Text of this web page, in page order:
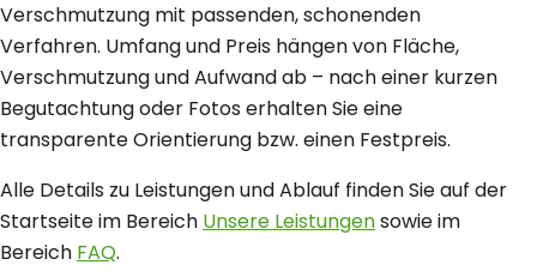
Verschmutzung mit passenden, schonenden
Verfahren. Umfang und Preis hängen von Fläche,
Verschmutzung und Aufwand ab – nach einer kurzen
Begutachtung oder Fotos erhalten Sie eine
transparente Orientierung bzw. einen Festpreis.
Alle Details zu Leistungen und Ablauf finden Sie auf der
Startseite im Bereich Unsere Leistungensowie im
Bereich FAQ.